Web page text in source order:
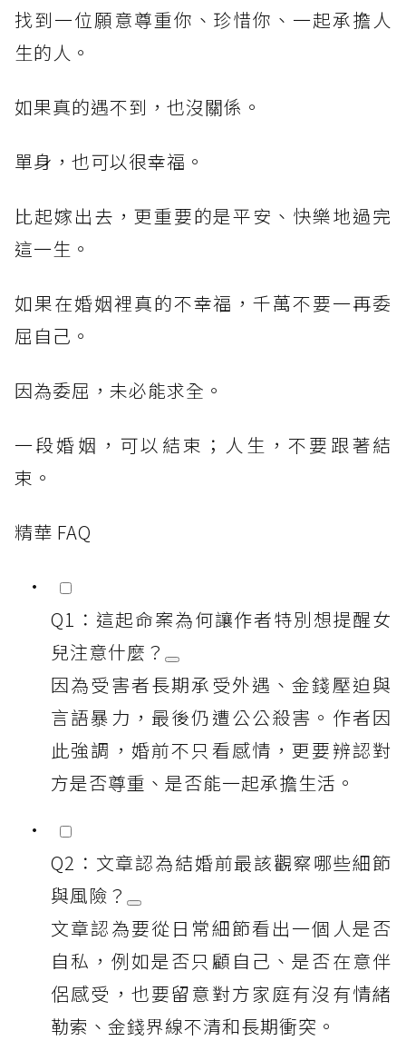
找到一位願意尊重你、珍惜你、一起承擔人
生的人。
如果真的遇不到，也沒關係。
單身，也可以很幸福。
比起嫁出去，更重要的是平安、快樂地過完
這一生。
如果在婚姻裡真的不幸福，千萬不要一再委
屈自己。
因為委屈，未必能求全。
一段婚姻，可以結束；人生，不要跟著結
束。
精華 FAQ
Q1：這起命案為何讓作者特別想提醒女
兒注意什麼？
因為受害者長期承受外遇、金錢壓迫與
言語暴力，最後仍遭公公殺害。作者因
此強調，婚前不只看感情，更要辨認對
方是否尊重、是否能一起承擔生活。
Q2：文章認為結婚前最該觀察哪些細節
與風險？
文章認為要從日常細節看出一個人是否
自私，例如是否只顧自己、是否在意伴
侶感受，也要留意對方家庭有沒有情緒
勒索、金錢界線不清和長期衝突。